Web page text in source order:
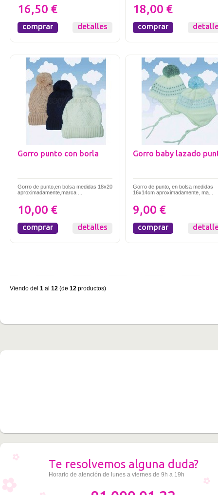
16,50 €
comprar detalles
18,00 €
comprar
Gorro punto con borla
Gorro de punto,en bolsa medidas 18x20
aproximadamente,marca ...
10,00 €
comprar detalles
Gorro baby lazado
Gorro de punto, en bolsa medidas
16x14cm aproximadamente, ma...
9,00 €
comprar
Viendo del 1 al 12 (de 12 productos)
Te resolvemos alguna duda?
Horario de atención de lunes a viernes de 9h a 19h